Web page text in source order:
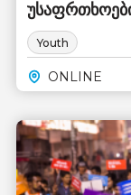
Youth
ONLINE